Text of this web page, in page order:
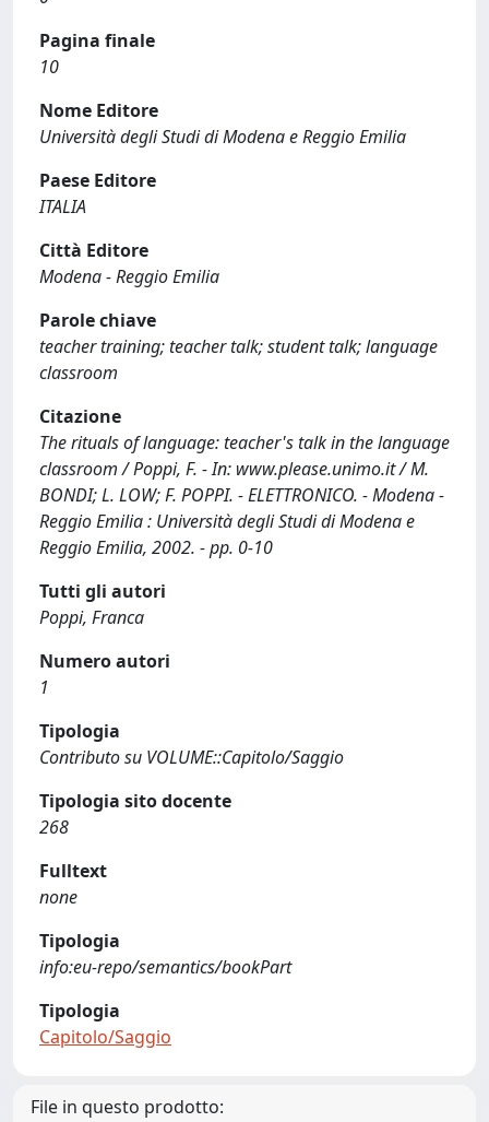
Pagina finale
10
Nome Editore
Università degli Studi di Modena e Reggio Emilia
Paese Editore
ITALIA
Città Editore
Modena - Reggio Emilia
Parole chiave
teacher training; teacher talk; student talk; language
classroom
Citazione
The rituals of language: teacher's talk in the language
classroom / Poppi, F. - In: www.please.unimo.it / M.
BONDI; L. LOW; F. POPPI. - ELETTRONICO. - Modena -
Reggio Emilia : Università degli Studi di Modena e
Reggio Emilia, 2002. - pp. 0-10
Tutti gli autori
Poppi, Franca
Numero autori
1
Tipologia
Contributo su VOLUME::Capitolo/Saggio
Tipologia sito docente
268
Fulltext
none
Tipologia
info:eu-repo/semantics/bookPart
Tipologia
Capitolo/Saggio
File in questo prodotto: